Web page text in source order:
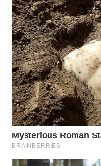
WN
KARO
WN
SIMALUNGUN
WN
LABUHANBATU
WN
TAPANULI
TENGAH
WN DELI